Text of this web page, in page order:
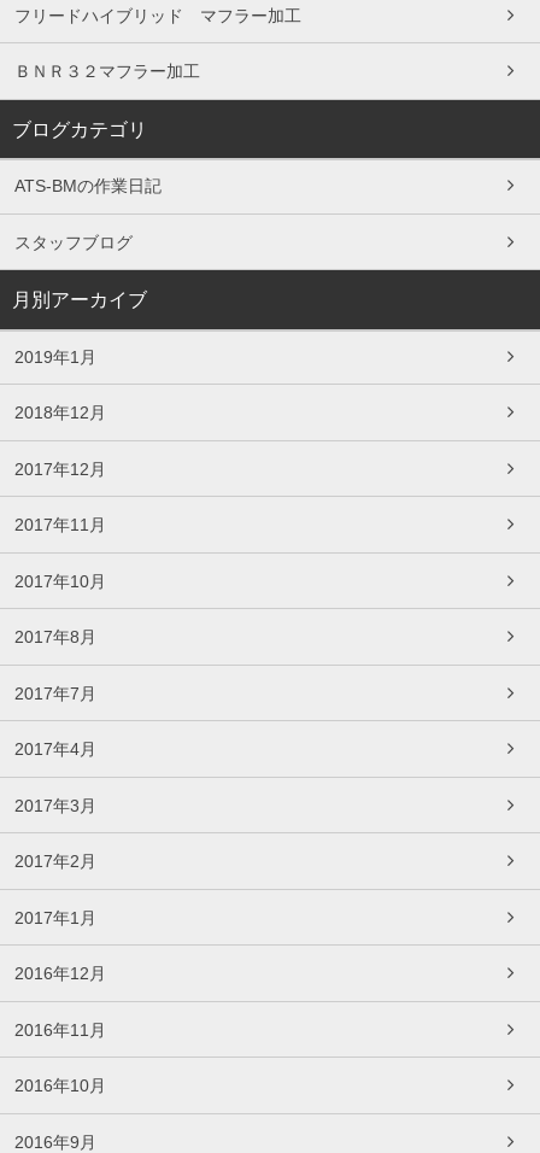
フリードハイブリッド マフラー加工
ＢＮＲ３２マフラー加工
ブログカテゴリ
ATS-BMの作業日記
スタッフブログ
月別アーカイブ
2019年1月
2018年12月
2017年12月
2017年11月
2017年10月
2017年8月
2017年7月
2017年4月
2017年3月
2017年2月
2017年1月
2016年12月
2016年11月
2016年10月
2016年9月